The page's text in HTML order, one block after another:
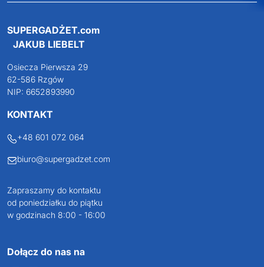
SUPERGADŻET.com
JAKUB LIEBELT
Osiecza Pierwsza 29
62-586 Rzgów
NIP: 6652893990
KONTAKT
+48 601 072 064
biuro@supergadzet.com
Zapraszamy do kontaktu
od poniedziałku do piątku
w godzinach 8:00 - 16:00
Dołącz do nas na